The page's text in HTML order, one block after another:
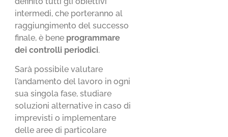
intermedi, che porteranno al
raggiungimento del successo
finale, è bene programmare
dei controlli periodici.
Sarà possibile valutare
l’andamento del lavoro in ogni
sua singola fase, studiare
soluzioni alternative in caso di
imprevisti o implementare
delle aree di particolare